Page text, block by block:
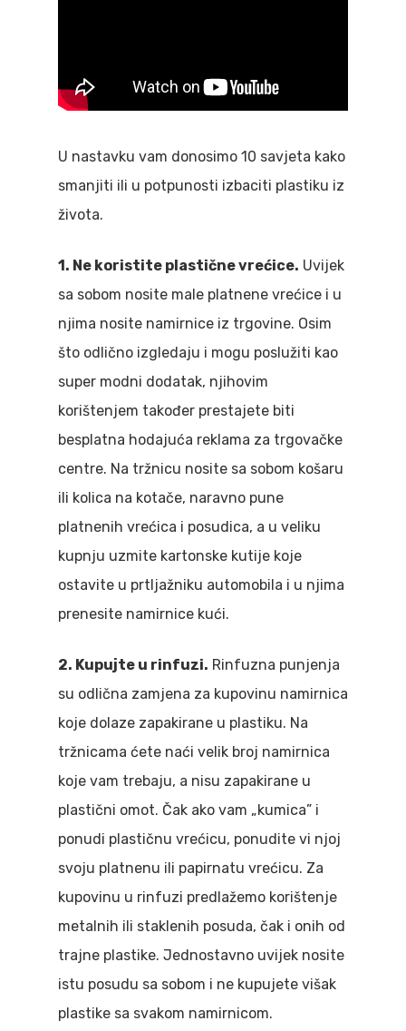
U nastavku vam donosimo 10 savjeta kako
smanjiti ili u potpunosti izbaciti plastiku iz
života.
1. Ne koristite plastične vrećice. Uvijek
sa sobom nosite male platnene vrećice i u
njima nosite namirnice iz trgovine. Osim
što odlično izgledaju i mogu poslužiti kao
super modni dodatak, njihovim
korištenjem također prestajete biti
besplatna hodajuća reklama za trgovačke
centre. Na tržnicu nosite sa sobom košaru
ili kolica na kotače, naravno pune
platnenih vrećica i posudica, a u veliku
kupnju uzmite kartonske kutije koje
ostavite u prtljažniku automobila i u njima
prenesite namirnice kući.
2. Kupujte u rinfuzi. Rinfuzna punjenja
su odlična zamjena za kupovinu namirnica
koje dolaze zapakirane u plastiku. Na
tržnicama ćete naći velik broj namirnica
koje vam trebaju, a nisu zapakirane u
plastični omot. Čak ako vam „kumica” i
ponudi plastičnu vrećicu, ponudite vi njoj
svoju platnenu ili papirnatu vrećicu. Za
kupovinu u rinfuzi predlažemo korištenje
metalnih ili staklenih posuda, čak i onih od
trajne plastike. Jednostavno uvijek nosite
istu posudu sa sobom i ne kupujete višak
plastike sa svakom namirnicom.